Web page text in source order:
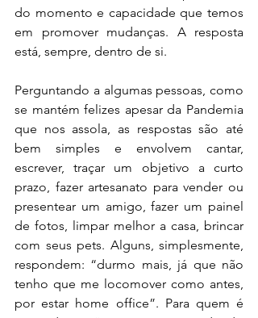
do momento e capacidade que temos
em promover mudanças. A resposta
está, sempre, dentro de si.
Perguntando a algumas pessoas, como
se mantém felizes apesar da Pandemia
que nos assola, as respostas são até
bem simples e envolvem cantar,
escrever, traçar um objetivo a curto
prazo, fazer artesanato para vender ou
presentear um amigo, fazer um painel
de fotos, limpar melhor a casa, brincar
com seus pets. Alguns, simplesmente,
respondem: “durmo mais, já que não
tenho que me locomover como antes,
por estar home office”. Para quem é